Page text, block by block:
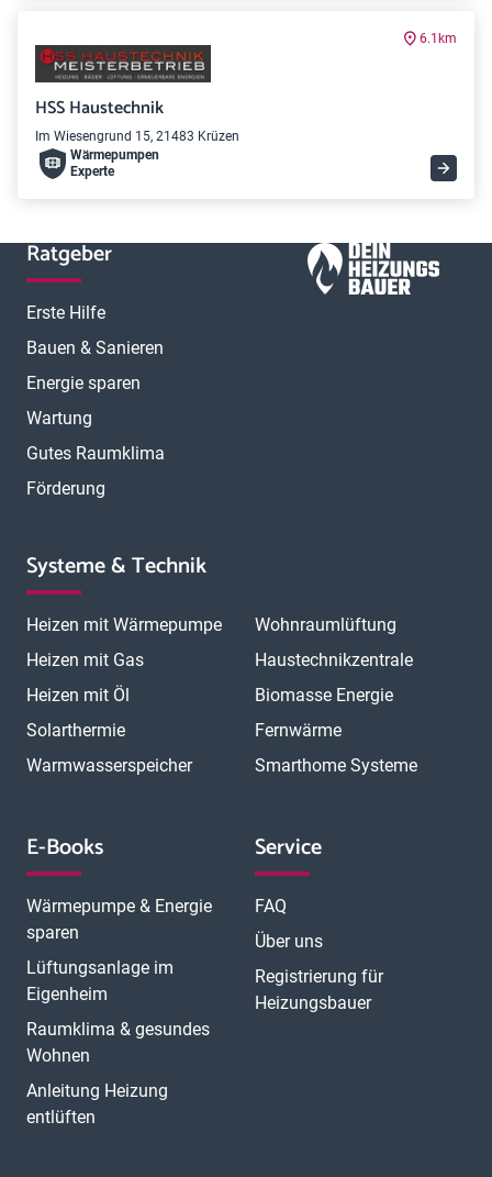
6.1km
HSS Haustechnik
Im Wiesengrund 15, 21483 Krüzen
Wärme­pumpen
Experte
Ratgeber
Erste Hilfe
Bauen & Sanieren
Energie sparen
Wartung
Gutes Raumklima
Förderung
Systeme & Technik
Heizen mit Wärmepumpe
Heizen mit Gas
Heizen mit Öl
Solarthermie
Warmwasserspeicher
Wohnraumlüftung
Haustechnikzentrale
Biomasse Energie
Fernwärme
Smarthome Systeme
E-Books
Wärmepumpe & Energie
sparen
Lüftungsanlage im
Eigenheim
Raumklima & gesundes
Wohnen
Anleitung Heizung
entlüften
Service
FAQ
Über uns
Registrierung für
Heizungsbauer